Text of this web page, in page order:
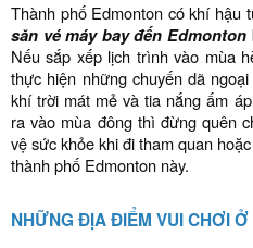
Thành phố Edmonton có khí hậu
săn vé máy bay đến Edmonton
Nếu sắp xếp lịch trình vào mùa
thực hiện những chuyến dã
khí trời mát mẻ và tia nắng ấm
ra vào mùa đông thì đừng quên
vệ sức khỏe khi đi tham quan
thành phố Edmonton này.
NHỮNG ĐỊA ĐIỂM VUI CHƠI Ở